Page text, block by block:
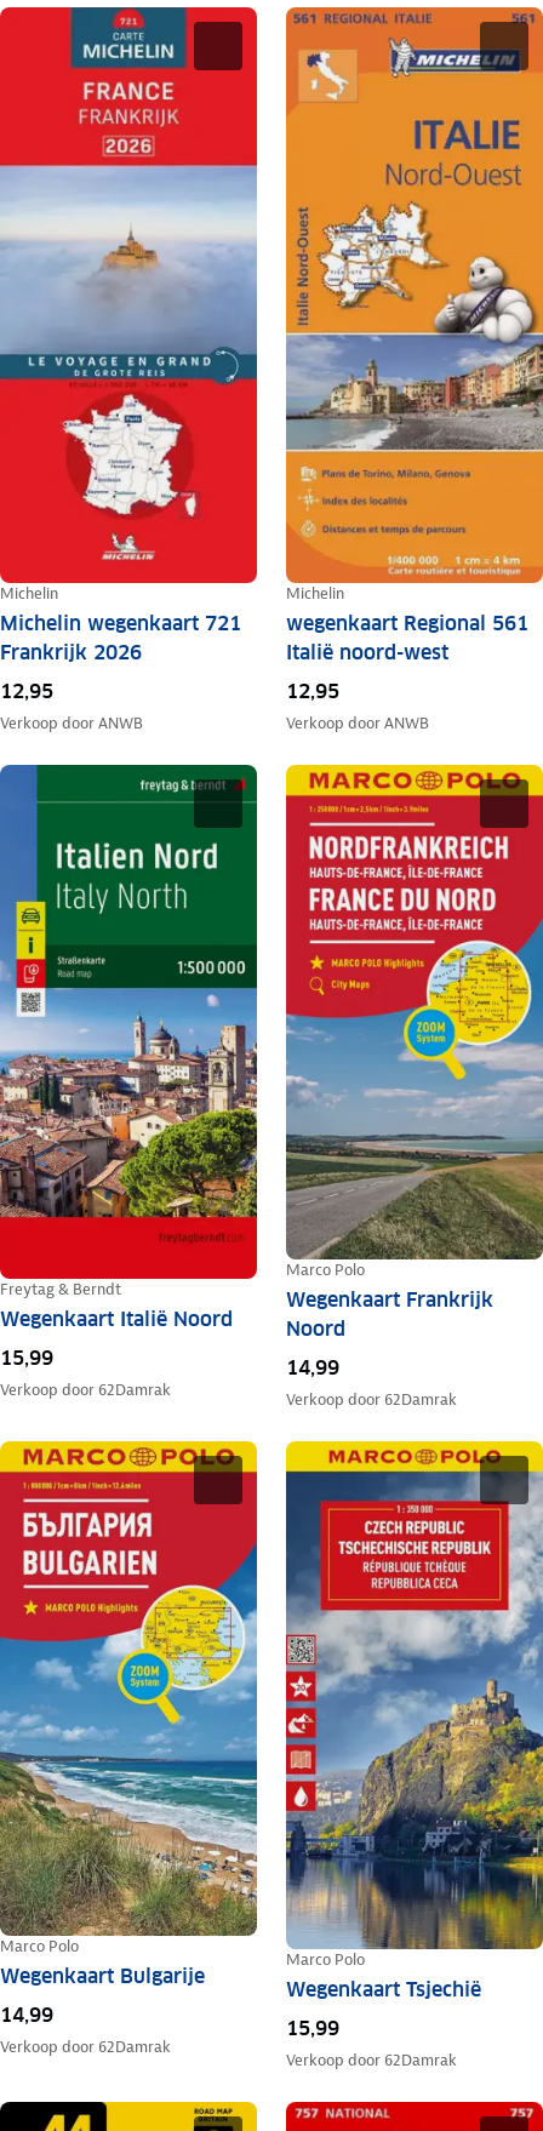
Michelin
Michelin wegenkaart 721
Frankrijk 2026
12,95
Verkoop doorANWB
Michelin
wegenkaart Regional 561
Italië noord-west
12,95
Verkoop doorANWB
Freytag & Berndt
Wegenkaart Italië Noord
15,99
Verkoop door 62Damrak
Marco Polo
Wegenkaart Frankrijk
Noord
14,99
Verkoop door 62Damrak
Marco Polo
Wegenkaart Bulgarije
14,99
Verkoop door 62Damrak
Marco Polo
Wegenkaart Tsjechië
15,99
Verkoop door 62Damrak